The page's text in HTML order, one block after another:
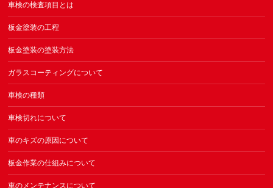
車検の検査項目とは
板金塗装の工程
板金塗装の塗装方法
ガラスコーティングについて
車検の種類
車検切れについて
車のキズの原因について
板金作業の仕組みについて
車のメンテナンスについて